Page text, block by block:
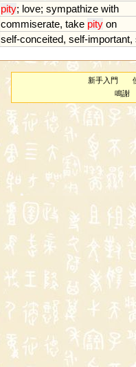
pity; love; sympathize with
commiserate, take pity on
self-conceited, self-important,
新手入門
鳴謝